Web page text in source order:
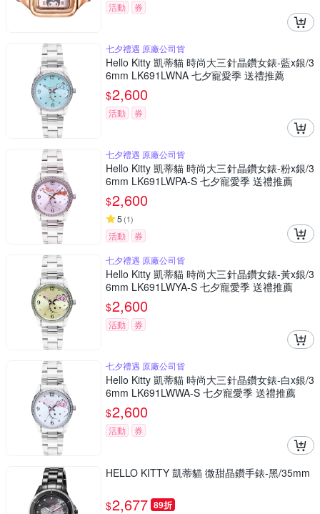
活動 券
七夕禮遇 原廠公司貨
Hello Kitty 凱蒂貓 時尚大三針晶鑽女錶-藍x銀/3
6mm LK691LWNA 七夕寵愛季 送禮推薦
$2,600
活動 券
七夕禮遇 原廠公司貨
Hello Kitty 凱蒂貓 時尚大三針晶鑽女錶-粉x銀/3
6mm LK691LWPA-S 七夕寵愛季 送禮推薦
$2,600
5 (1)
活動
券
七夕禮遇 原廠公司貨
Hello Kitty 凱蒂貓 時尚大三針晶鑽女錶-黃x銀/3
6mm LK691LWYA-S 七夕寵愛季 送禮推薦
$2,600
活動 券
七夕禮遇 原廠公司貨
Hello Kitty 凱蒂貓 時尚大三針晶鑽女錶-白x銀/3
6mm LK691LWWA-S 七夕寵愛季 送禮推薦
$2,600
活動 券
HELLO KITTY 凱蒂貓 微甜晶鑽手錶-黑/35mm
$2,677 89折